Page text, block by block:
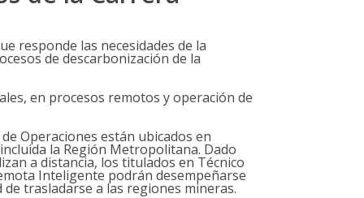
responde las necesidades de la
de descarbonización de la
en procesos remotos y operación de
Operaciones están ubicados en
la Región Metropolitana. Dado
a distancia, los titulados en Técnico
Inteligente podrán desempeñarse
trasladarse a las regiones mineras.